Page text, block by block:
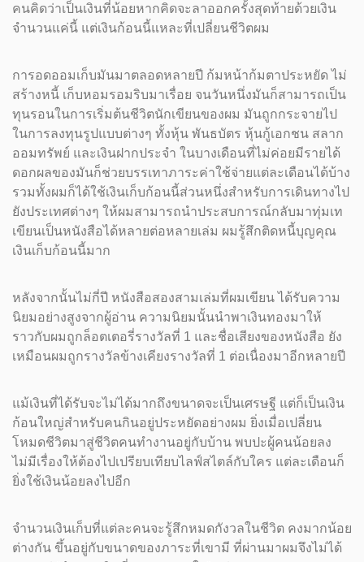
คนคิดว่าเป็นเงินที่น้อยหากคิดจะลาออกครั้งสุดท้ายด้วยเงิน
จำนวนแค่นี้ แต่เงินก้อนนี้แหละที่เปลี่ยนชีวิตผม
การอดออมเก็บมันมาตลอดหลายปี ก้มหน้าก้มตาประหยัด ไม่
สร้างหนี้ เก็บหอมรอมริบมาเรื่อย จนวันหนึ่งมันก็สามารถเป็น
ทุนรอนในการเริ่มต้นชีวิตนักเขียนของผม มันถูกกระจายไป
ในการลงทุนรูปแบบต่างๆ ทั้งหุ้น พันธบัตร หุ้นกู้เอกชน สลาก
ออมทรัพย์ และเงินฝากประจำ ในบางเดือนที่ไม่ค่อยมีรายได้
ดอกผลของมันก็ช่วยบรรเทาภาระค่าใช้จ่ายแต่ละเดือนได้บ้าง
รวมทั้งผมก็ได้ใช้เงินเก็บก้อนนี้ส่วนหนึ่งสำหรับการเดินทางไป
ยังประเทศต่างๆ ให้ผมสามารถนำประสบการณ์กลับมาทุ่มเท
เขียนเป็นหนังสือได้หลายต่อหลายเล่ม ผมรู้สึกติดหนี้บุญคุณ
เงินเก็บก้อนนี้มาก
หลังจากนั้นไม่กี่ปี หนังสือสองสามเล่มที่ผมเขียน ได้รับความ
นิยมอย่างสูงจากผู้อ่าน ความนิยมนั้นนำพาเงินทองมาให้
ราวกับผมถูกล็อตเตอรี่รางวัลที่ 1 และชื่อเสียงของหนังสือ ยัง
เหมือนผมถูกรางวัลข้างเคียงรางวัลที่ 1 ต่อเนื่องมาอีกหลายปี
แม้เงินที่ได้รับจะไม่ได้มากถึงขนาดจะเป็นเศรษฐี แต่ก็เป็นเงิน
ก้อนใหญ่สำหรับคนกินอยู่ประหยัดอย่างผม ยิ่งเมื่อเปลี่ยน
โหมดชีวิตมาสู่ชีวิตคนทำงานอยู่กับบ้าน พบปะผู้คนน้อยลง
ไม่มีเรื่องให้ต้องไปเปรียบเทียบไลฟ์สไตล์กับใคร แต่ละเดือนก็
ยิ่งใช้เงินน้อยลงไปอีก
จำนวนเงินเก็บที่แต่ละคนจะรู้สึกหมดกังวลในชีวิต คงมากน้อย
ต่างกัน ขึ้นอยู่กับขนาดของภาระที่เขามี ที่ผ่านมาผมจึงไม่ได้